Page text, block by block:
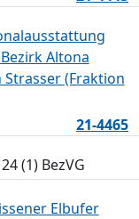
Altona
(Fraktion
21-4465
(1) BezVG
Elbufer